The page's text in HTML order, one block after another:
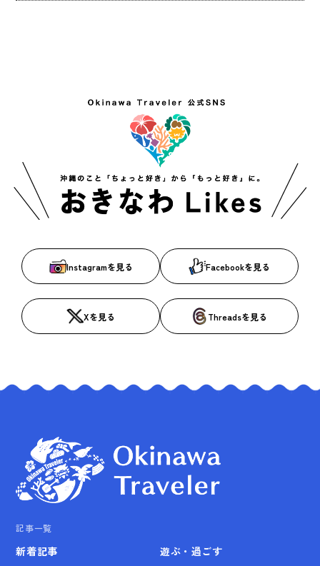
Instagramを見る Facebookを見る
Xを見る Threadsを見る
記事一覧
新着記事 遊ぶ・過ごす